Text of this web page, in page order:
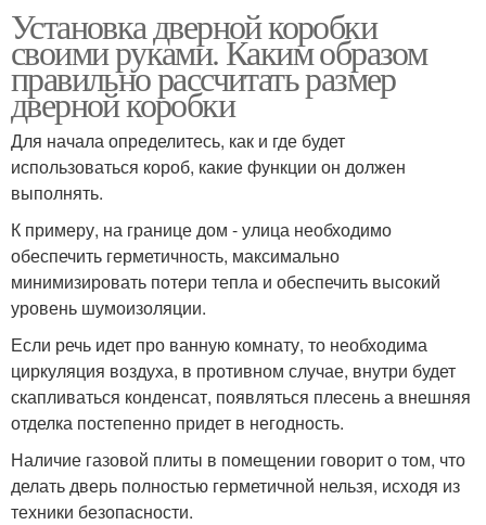
Установка дверной коробки
своими руками. Каким образом
правильно рассчитать размер
дверной коробки
Для начала определитесь, как и где будет
использоваться короб, какие функции он должен
выполнять.
К примеру, на границе дом - улица необходимо
обеспечить герметичность, максимально
минимизировать потери тепла и обеспечить высокий
уровень шумоизоляции.
Если речь идет про ванную комнату, то необходима
циркуляция воздуха, в противном случае, внутри будет
скапливаться конденсат, появляться плесень а внешняя
отделка постепенно придет в негодность.
Наличие газовой плиты в помещении говорит о том, что
делать дверь полностью герметичной нельзя, исходя из
техники безопасности.